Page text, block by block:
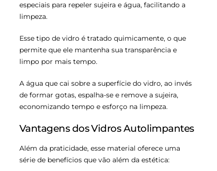
especiais para repeler sujeira e água, facilitando a
limpeza.
Esse tipo de vidro é tratado quimicamente, o que
permite que ele mantenha sua transparência e
limpo por mais tempo.
A água que cai sobre a superfície do vidro, ao invés
de formar gotas, espalha-se e remove a sujeira,
economizando tempo e esforço na limpeza.
Vantagens dos Vidros Autolimpantes
Além da praticidade, esse material oferece uma
série de benefícios que vão além da estética: